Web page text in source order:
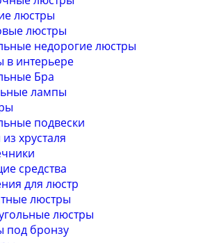
люстры
люстры
недорогие люстры
в интерьере
Бра
лампы
подвески
хрусталя
средства
для люстр
люстры
люстры
под бронзу